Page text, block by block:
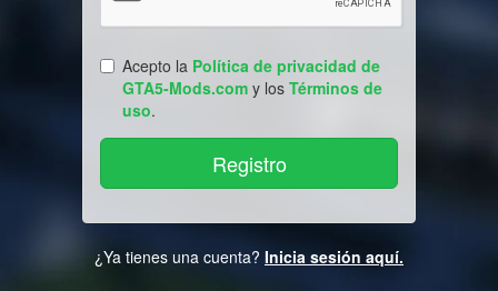
Acepto la Política de privacidad de
GTA5-Mods.com y los Términos de
uso.
¿Ya tienes una cuenta? Inicia sesión aquí.